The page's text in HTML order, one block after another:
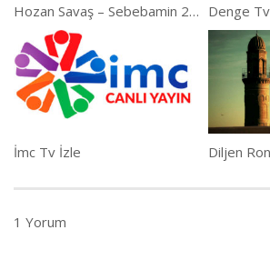
Hozan Savaş – Sebebamin 2014 Denge
İmc Tv İzle
1 Yorum